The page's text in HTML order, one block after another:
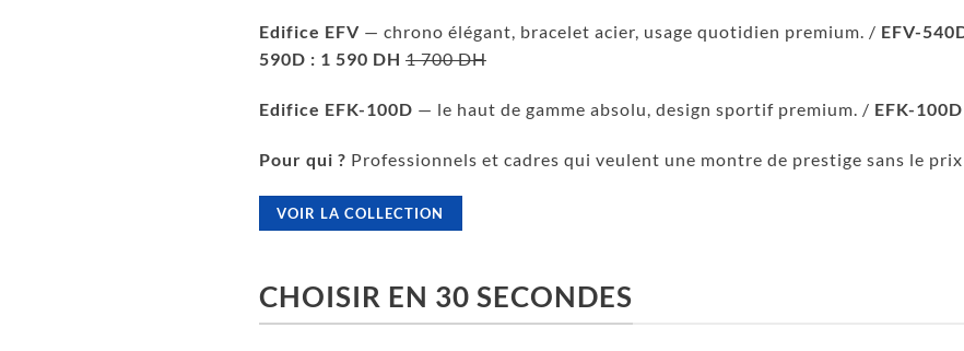
Edifice EFV — chrono élégant, bracelet acier, usage quotidien premium. / EFV-
590D : 1 590 DH 1 700 DH
Edifice EFK-100D — le haut de gamme absolu, design sportif premium. / EFK-
Pour qui ? Professionnels et cadres qui veulent une montre de prestige sans le prix
VOIR LA COLLECTION
CHOISIR EN 30 SECONDES